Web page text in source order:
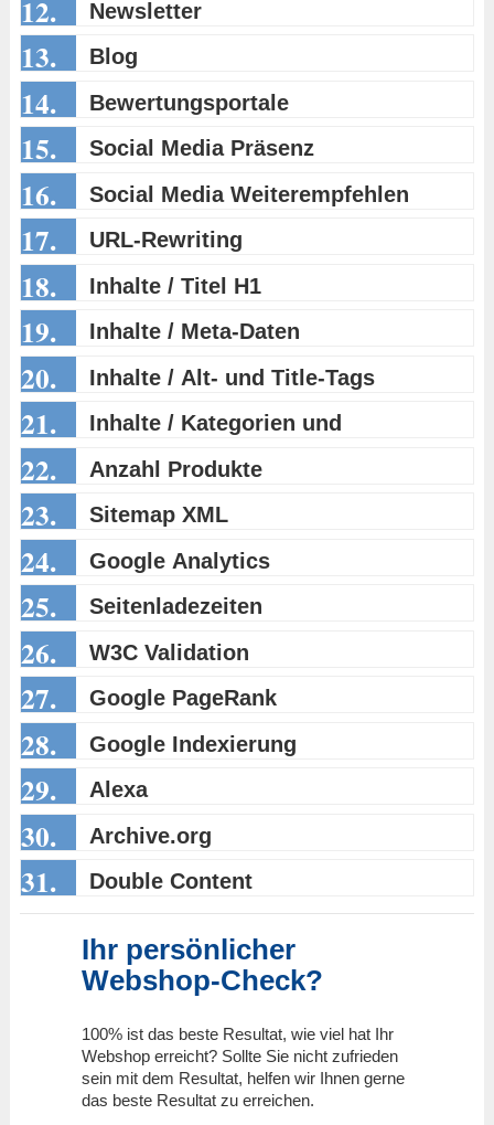
12. Newsletter
13. Blog
14. Bewertungsportale
15. Social Media Präsenz
16. Social Media Weiterempfehlen
17. URL-Rewriting
18. Inhalte / Titel H1
19. Inhalte / Meta-Daten
20. Inhalte / Alt- und Title-Tags
21.
Inhalte / Kategorien und
Produktinformationen
22. Anzahl Produkte
23. Sitemap XML
24. Google Analytics
25. Seitenladezeiten
26. W3C Validation
27. Google PageRank
28. Google Indexierung
29. Alexa
30. Archive.org
31. Double Content
Ihr persönlicher
Webshop-Check?
100% ist das beste Resultat, wie viel hat Ihr
Webshop erreicht? Sollte Sie nicht zufrieden
sein mit dem Resultat, helfen wir Ihnen gerne
das beste Resultat zu erreichen.